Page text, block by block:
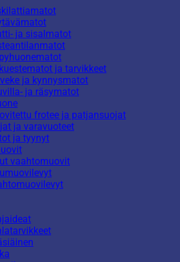
ja sisalmatot
ja tarvikkeet
ja kynnysmatot
ja räsymatot
frotee ja patjansuojat
ja varavuoteet
ja tyynyt
vaahtomuovit